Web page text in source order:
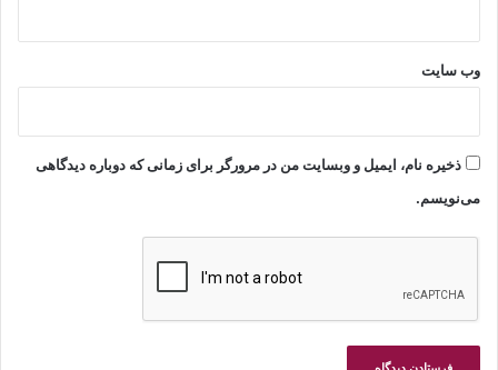
وب‌ سایت
ذخیره نام، ایمیل و وبسایت من در مرورگر برای زمانی که دوباره دیدگاهی
می‌نویسم.